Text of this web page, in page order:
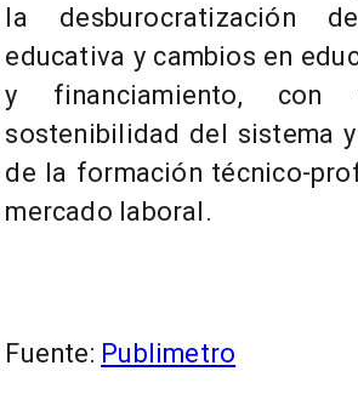
la desburocratización
educativa y cambios en
y financiamiento,
sostenibilidad del sistema
de la formación técnico-
mercado laboral.
Fuente: Publimetro